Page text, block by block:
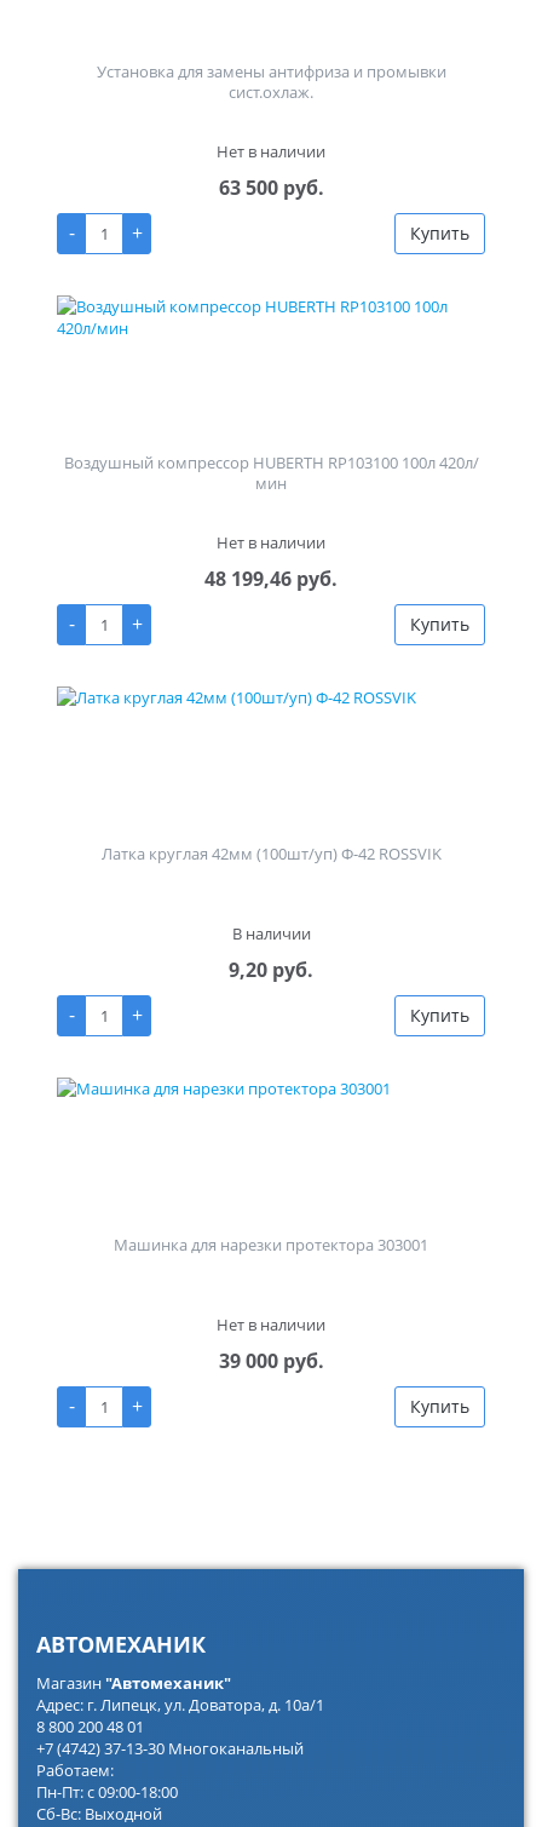
Установка для замены антифриза и промывки
сист.охлаж.
Нет в наличии
63 500 руб.
-
+ Купить
Воздушный компрессор HUBERTH RP103100 100л 420л/
мин
Нет в наличии
48 199,46 руб.
-
+ Купить
Латка круглая 42мм (100шт/уп) Ф-42 ROSSVIK
В наличии
9,20 руб.
-
+ Купить
Машинка для нарезки протектора 303001
Нет в наличии
39 000 руб.
-
+ Купить
АВТОМЕХАНИК
Магазин"Автомеханик"
Адрес: г. Липецк, ул. Доватора, д. 10а/1
8 800 200 48 01
+7 (4742) 37-13-30 Многоканальный
Работаем:
Пн-Пт: с 09:00-18:00
Сб-Вс: Выходной